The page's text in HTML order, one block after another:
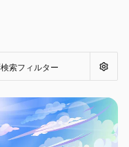
検索フィルター